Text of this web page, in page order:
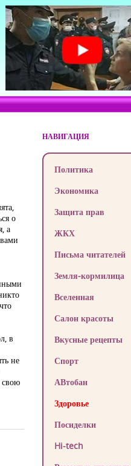
о
а
в
не
НАВИГАЦИЯ
Политика
Экономика
Защита прав
ЖКХ
Письма читателей
Земля-кормилица
Вселенная
Салон красоты
Вкусные рецепты
Спорт
АВтобан
Здоровье
Посиделки
Hi-tech